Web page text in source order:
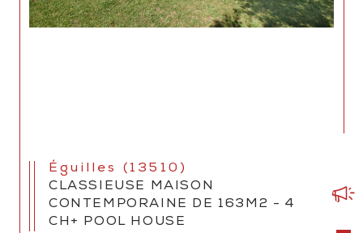
Éguilles (13510)
CLASSIEUSE MAISON
CONTEMPORAINE DE 163M2 - 4
CH+ POOL HOUSE